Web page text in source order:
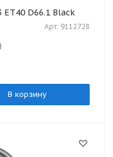
ET40 D66.1 Black
Арт: 9112728
В корзину